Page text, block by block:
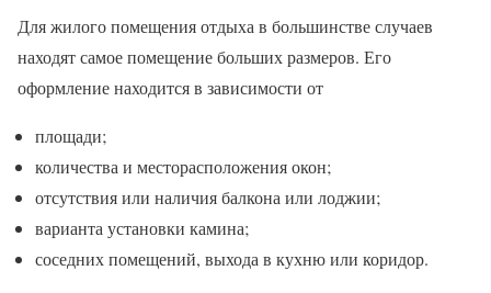
Для жилого помещения отдыха в большинстве случаев
находят самое помещение больших размеров. Его
оформление находится в зависимости от
площади;
количества и месторасположения окон;
отсутствия или наличия балкона или лоджии;
варианта установки камина;
соседних помещений, выхода в кухню или коридор.